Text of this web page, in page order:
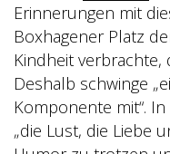
Erinnerungen mit
Boxhagener Platz
Kindheit verbrachte,
Deshalb schwinge
Komponente mit“.
„die Lust, die Liebe